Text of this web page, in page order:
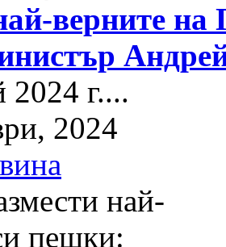
верните на
г....
2024